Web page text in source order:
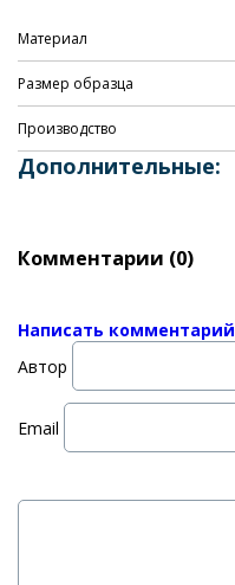
Материал
Размер образца
Производство
Дополнительные:
Комментарии (0)
Написать комментарий
Автор
Email